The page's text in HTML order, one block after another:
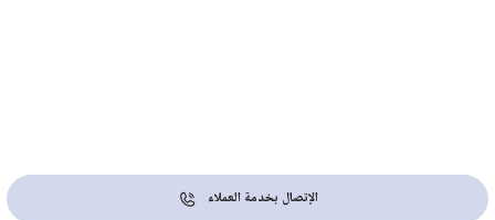
الإتصال بخدمة العملاء